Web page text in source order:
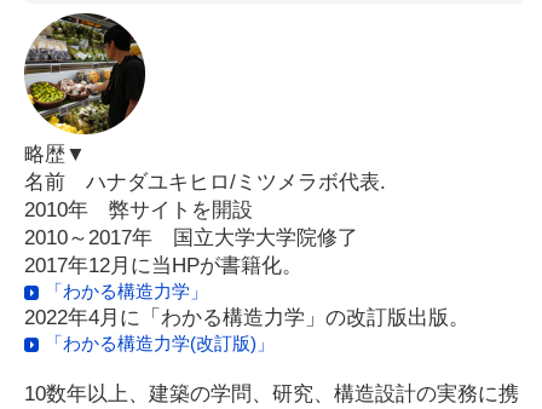
略歴▼
名前 ハナダユキヒロ/ミツメラボ代表.
2010年 弊サイトを開設
2010～2017年 国立大学大学院修了
2017年12月に当HPが書籍化。
「わかる構造力学」
2022年4月に「わかる構造力学」の改訂版出版。
「わかる構造力学(改訂版)」
10数年以上、建築の学問、研究、構造設計の実務に携